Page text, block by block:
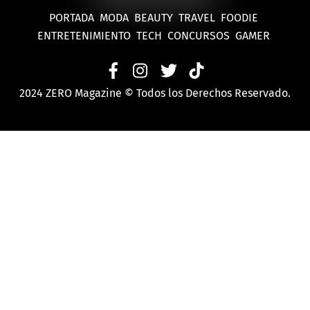
PORTADA MODA BEAUTY TRAVEL FOODIE
ENTRETENIMIENTO TECH CONCURSOS GAMER
2024 ZERO Magazine © Todos los Derechos Reservado.